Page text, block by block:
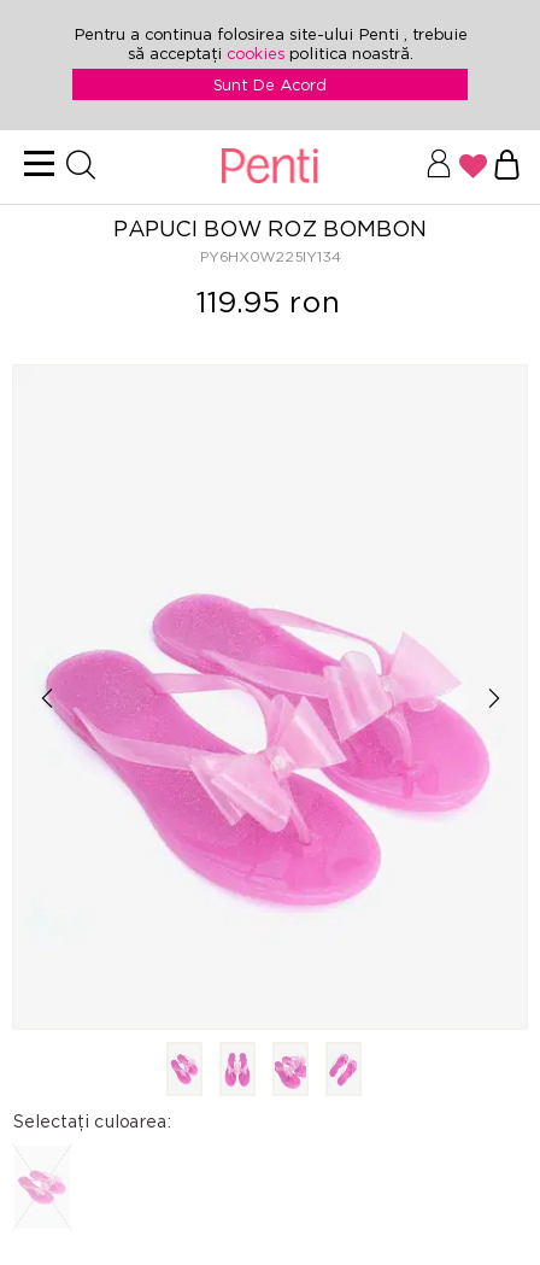
Pentru a continua folosirea site-ului Penti , trebuie
să acceptați cookies politica noastră.
Sunt De Acord
PAPUCI BOW ROZ BOMBON
PY6HX0W225IY134
119.95 ron
Selectați culoarea: